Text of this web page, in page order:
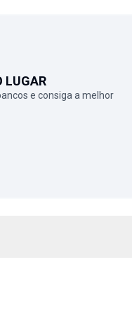
LUGAR
e consiga a melhor